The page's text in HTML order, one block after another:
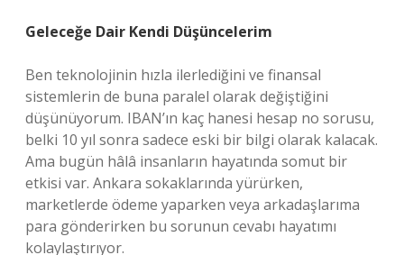
Geleceğe Dair Kendi Düşüncelerim
Ben teknolojinin hızla ilerlediğini ve finansal
sistemlerin de buna paralel olarak değiştiğini
düşünüyorum. IBAN’ın kaç hanesi hesap no sorusu,
belki 10 yıl sonra sadece eski bir bilgi olarak kalacak.
Ama bugün hâlâ insanların hayatında somut bir
etkisi var. Ankara sokaklarında yürürken,
marketlerde ödeme yaparken veya arkadaşlarıma
para gönderirken bu sorunun cevabı hayatımı
kolaylaştırıyor.